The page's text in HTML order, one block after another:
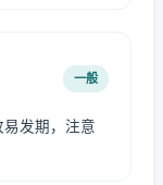
一般
发期，注意